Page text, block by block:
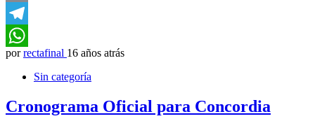
Email
Telegram
WhatsApp
por rectafinal 16 años atrás
Sin categoría
Cronograma Oficial para Concordia